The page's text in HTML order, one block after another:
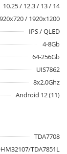
10.25 / 12.3 / 13 / 14
/ 1920x1200
IPS / QLED
4-8Gb
64-256Gb
UIS7862
8x2,0Ghz
Android 12 (11)
TDA7708
TDA7851L